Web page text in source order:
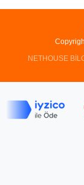
NETHOUSE